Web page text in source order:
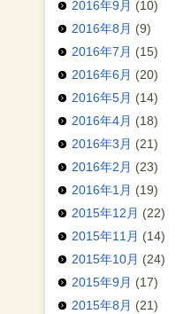
2016年9月 (10)
2016年8月 (9)
2016年7月 (15)
2016年6月 (20)
2016年5月 (14)
2016年4月 (18)
2016年3月 (21)
2016年2月 (23)
2016年1月 (19)
2015年12月 (22)
2015年11月 (14)
2015年10月 (24)
2015年9月 (17)
2015年8月 (21)